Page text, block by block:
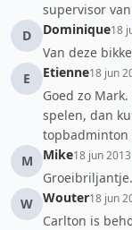
supervisor
D
Dominique18
Van deze
E
Etienne18 jun
Goed zo
spelen, dan
topbadminton
M
Mike18 jun 2013
W Wouter18 jun
Carlton is